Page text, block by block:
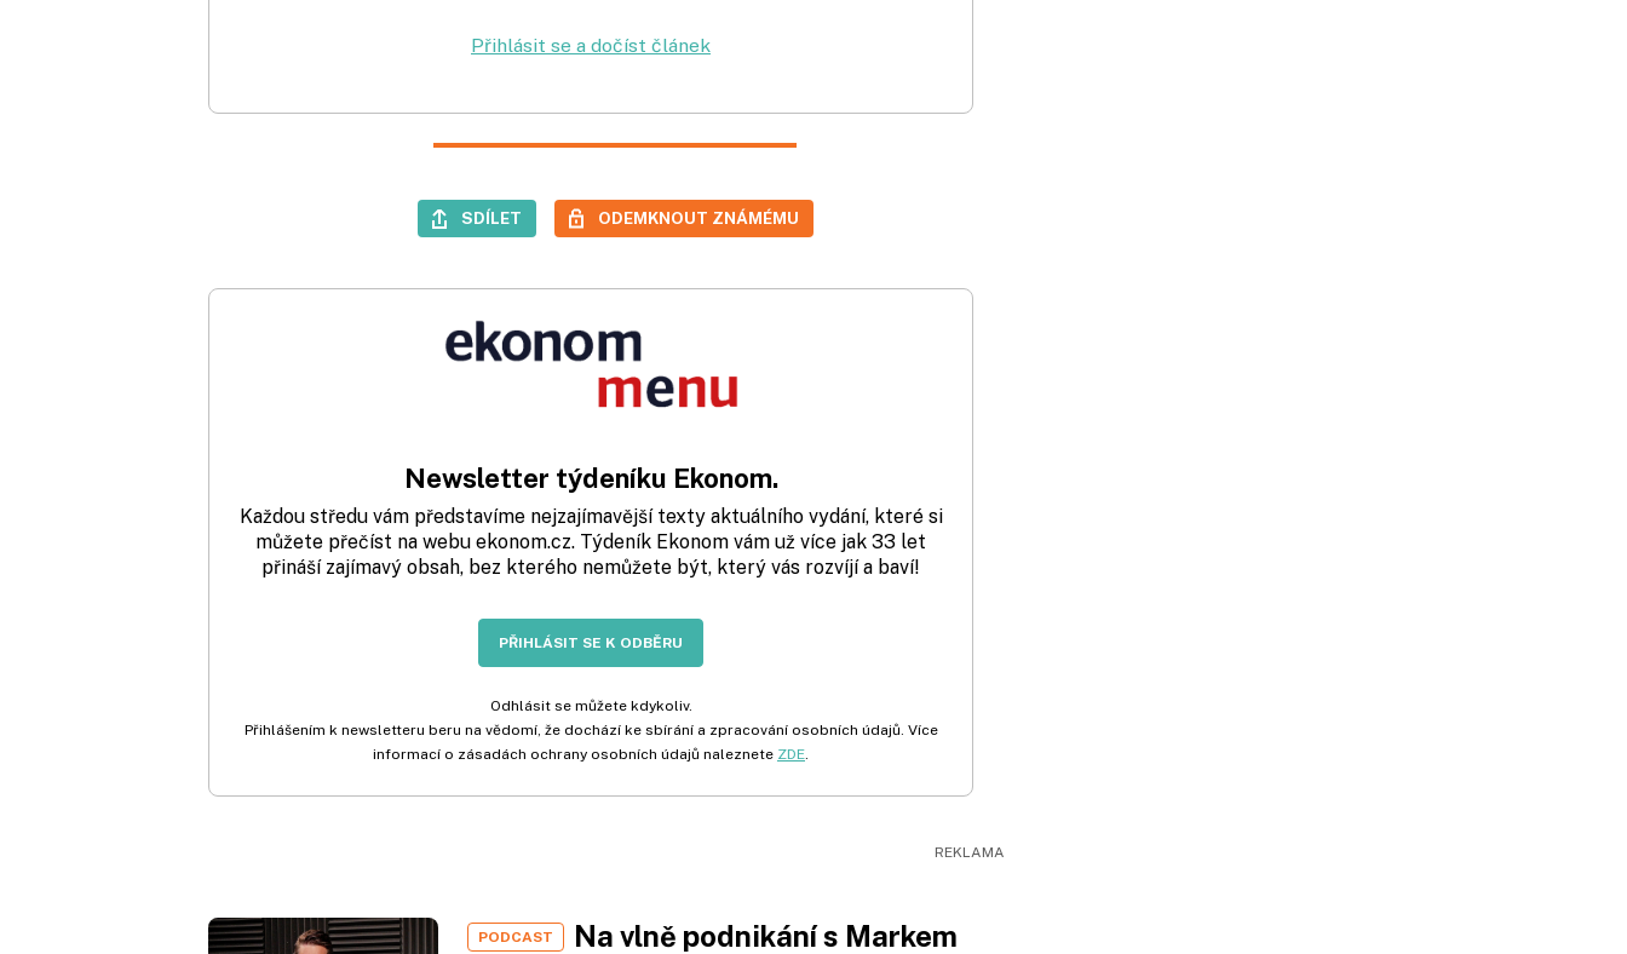
Přihlásit se a dočíst článek
SDÍLET ODEMKNOUT ZNÁMÉMU
Newsletter týdeníku Ekonom.
Každou středu vám představíme nejzajímavější texty aktuálního vydání, které si
můžete přečíst na webu ekonom.cz. Týdeník Ekonom vám už více jak 33 let
přináší zajímavý obsah, bez kterého nemůžete být, který vás rozvíjí a baví!
PŘIHLÁSIT SE K ODBĚRU
Odhlásit se můžete kdykoliv.
Přihlášením k newsletteru beru na vědomí, že dochází ke sbírání a zpracování osobních údajů. Více
informací o zásadách ochrany osobních údajů naleznete ZDE.
PODCAST
Na vlně podnikání s Markem